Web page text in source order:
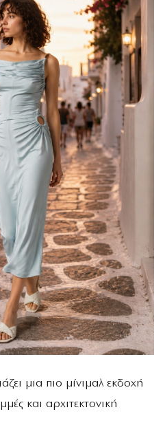
μια πιο μίνιμαλ εκδοχή
και αρχιτεκτονική